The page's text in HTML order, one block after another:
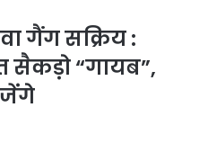
गैंग सक्रिय :
सैकड़ो “गायब”,